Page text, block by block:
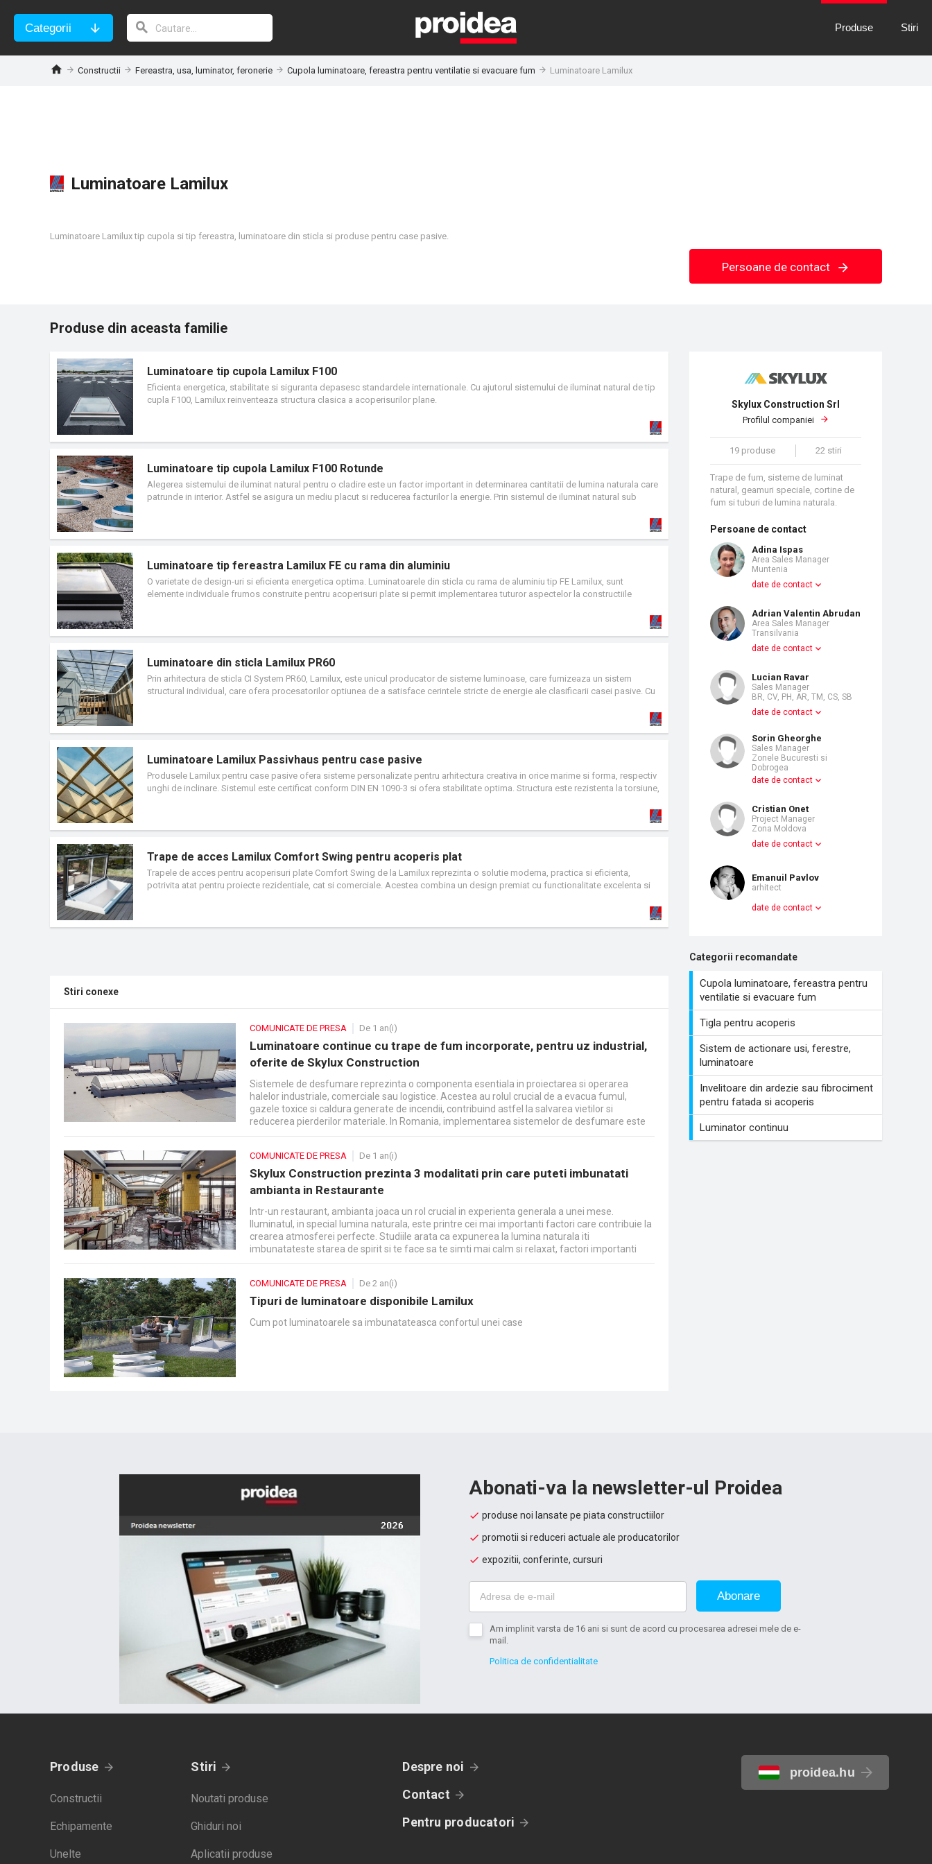
Categorii Produse Stiri
Constructii Fereastra, usa, luminator, feronerie Cupola luminatoare, fereastra pentru ventilatie si evacuare fum Luminatoare Lamilux
Luminatoare Lamilux
Luminatoare Lamilux tip cupola si tip fereastra, luminatoare din sticla si produse pentru case pasive.
Persoane de contact
Skylux Construction Srl
Profilul companiei
19 produse 22 stiri
Trape de fum, sisteme de luminat
natural, geamuri speciale, cortine de
fum si tuburi de lumina naturala.
Persoane de contact
Adina Ispas
Area Sales Manager
Muntenia
date de contact
Adrian Valentin Abrudan
Area Sales Manager
Transilvania
date de contact
Lucian Ravar
Sales Manager
BR, CV, PH, AR, TM, CS, SB
date de contact
Sorin Gheorghe
Sales Manager
Zonele Bucuresti si
Dobrogea
date de contact
Cristian Onet
Project Manager
Zona Moldova
date de contact
Emanuil Pavlov
arhitect
date de contact
Categorii recomandate
Cupola luminatoare, fereastra pentru
ventilatie si evacuare fum
Tigla pentru acoperis
Sistem de actionare usi, ferestre,
luminatoare
Invelitoare din ardezie sau fibrociment
pentru fatada si acoperis
Luminator continuu
Produse din aceasta familie
Luminatoare tip cupola Lamilux F100
Eficienta energetica, stabilitate si siguranta depasesc standardele internationale. Cu ajutorul sistemului de iluminat natural de tip
cupla F100, Lamilux reinventeaza structura clasica a acoperisurilor plane.
Luminatoare tip cupola Lamilux F100 Rotunde
Alegerea sistemului de iluminat natural pentru o cladire este un factor important in determinarea cantitatii de lumina naturala care
patrunde in interior. Astfel se asigura un mediu placut si reducerea facturilor la energie. Prin sistemul de iluminat natural sub
reprezinte viitorul in constructii prin tehnologii inovative. Functionalitatile si design-ul elementelor individuale si al componentelor
Luminatoare tip fereastra Lamilux FE cu rama din aluminiu
O varietate de design-uri si eficienta energetica optima. Luminatoarele din sticla cu rama de aluminiu tip FE Lamilux, sunt
elemente individuale frumos construite pentru acoperisuri plate si permit implementarea tuturor aspectelor la constructiile
Luminatoare din sticla Lamilux PR60
Prin arhitectura de sticla CI System PR60, Lamilux, este unicul producator de sisteme luminoase, care furnizeaza un sistem
structural individual, care ofera procesatorilor optiunea de a satisface cerintele stricte de energie ale clasificarii casei pasive. Cu
electrica pentru iluminat si economisirea energiei. Cladirile pot fi aerisite si ventilate in mod eficient din punct de vedere energetic
Luminatoare Lamilux Passivhaus pentru case pasive
Produsele Lamilux pentru case pasive ofera sisteme personalizate pentru arhitectura creativa in orice marime si forma, respectiv
unghi de inclinare. Sistemul este certificat conform DIN EN 1090-3 si ofera stabilitate optima. Structura este rezistenta la torsiune,
Trape de acces Lamilux Comfort Swing pentru acoperis plat
Trapele de acces pentru acoperisuri plate Comfort Swing de la Lamilux reprezinta o solutie moderna, practica si eficienta,
potrivita atat pentru proiecte rezidentiale, cat si comerciale. Acestea combina un design premiat cu functionalitate excelenta si
Stiri conexe
COMUNICATE DE PRESA De 1 an(i)
Luminatoare continue cu trape de fum incorporate, pentru uz industrial,
oferite de Skylux Construction
Sistemele de desfumare reprezinta o componenta esentiala in proiectarea si operarea
halelor industriale, comerciale sau logistice. Acestea au rolul crucial de a evacua fumul,
gazele toxice si caldura generate de incendii, contribuind astfel la salvarea vietilor si
reducerea pierderilor materiale. In Romania, implementarea sistemelor de desfumare este
reglementata prin norme legale stricte, ceea ce le face obligatorii in anumite tipuri de
COMUNICATE DE PRESA De 1 an(i)
Skylux Construction prezinta 3 modalitati prin care puteti imbunatati
ambianta in Restaurante
Intr-un restaurant, ambianta joaca un rol crucial in experienta generala a unei mese.
Iluminatul, in special lumina naturala, este printre cei mai importanti factori care contribuie la
crearea atmosferei perfecte. Studiile arata ca expunerea la lumina naturala iti
imbunatateste starea de spirit si te face sa te simti mai calm si relaxat, factori importanti
pentru o experienta de luat masa de neuitat. Studiul de referinta
COMUNICATE DE PRESA De 2 an(i)
Tipuri de luminatoare disponibile Lamilux
Cum pot luminatoarele sa imbunatateasca confortul unei case
Abonati-va la newsletter-ul Proidea
produse noi lansate pe piata constructiilor
promotii si reduceri actuale ale producatorilor
expozitii, conferinte, cursuri
Abonare
Am implinit varsta de 16 ani si sunt de acord cu procesarea adresei mele de e-
mail.
Politica de confidentialitate
Produse
Constructii
Echipamente
Unelte
Stiri
Noutati produse
Ghiduri noi
Aplicatii produse
Despre noi
Contact
Pentru producatori
proidea.hu